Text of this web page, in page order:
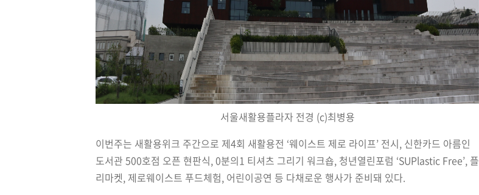
서울새활용플라자 전경 (c)최병용
이번주는 새활용위크 주간으로 제4회 새활용전 ‘웨이스트 제로 라이프’ 전시, 신한카드 아름인
도서관 500호점 오픈 현판식, 0분의1 티셔츠 그리기 워크숍, 청년열린포럼 ‘SUPlastic Free’, 플
리마켓, 제로웨이스트 푸드체험, 어린이공연 등 다채로운 행사가 준비돼 있다.